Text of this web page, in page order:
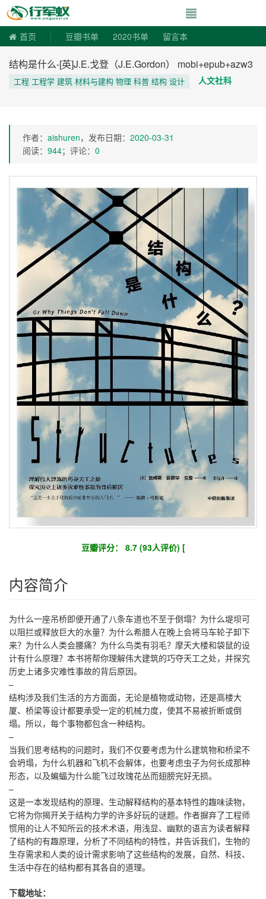
寻书令|走向自
首页 豆瓣书单 2020书单 留言本
结构是什么-[英]J.E.戈登（J.E.Gordon） mobi+epub+azw3
工程 工程学 建筑 材料与建构 物理 科普 结构 设计 人文社科
作者： aishuren，发布日期： 2020-03-31
阅读： 944；评论： 0
豆瓣评分： 8.7 (93人评价) [
内容简介
为什么一座吊桥即便开通了八条车道也不至于倒塌？为什么堤坝可
以阻拦或释放巨大的水量？为什么希腊人在晚上会将马车轮子卸下
来？为什么人类会腰痛？为什么鸟类有羽毛？摩天大楼和袋鼠的设
计有什么原理？本书将帮你理解伟大建筑的巧夺天工之处，并探究
历史上诸多灾难性事故的背后原因。
–
结构涉及我们生活的方方面面，无论是植物或动物，还是高楼大
厦、桥梁等设计都要承受一定的机械力度，使其不易被折断或倒
塌。所以，每个事物都包含一种结构。
–
当我们思考结构的问题时，我们不仅要考虑为什么建筑物和桥梁不
会坍塌，为什么机器和飞机不会解体，也要考虑虫子为何长成那种
形态，以及蝙蝠为什么能飞过玫瑰花丛而翅膀完好无损。
–
这是一本发现结构的原理、生动解释结构的基本特性的趣味读物，
它将为你揭开关于结构力学的许多好玩的谜题。作者摒弃了工程师
惯用的让人不知所云的技术术语，用浅显、幽默的语言为读者解释
了结构的有趣原理，分析了不同结构的特性，并告诉我们，生物的
生存需求和人类的设计需求影响了这些结构的发展，自然、科技、
生活中存在的结构都有其各自的道理。
下载地址：